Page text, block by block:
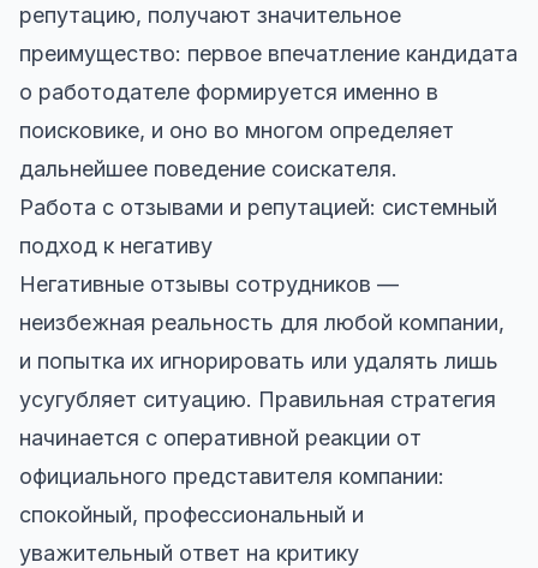
репутацию, получают значительное
преимущество: первое впечатление кандидата
о работодателе формируется именно в
поисковике, и оно во многом определяет
дальнейшее поведение соискателя.
Работа с отзывами и репутацией: системный
подход к негативу
Негативные отзывы сотрудников —
неизбежная реальность для любой компании,
и попытка их игнорировать или удалять лишь
усугубляет ситуацию. Правильная стратегия
начинается с оперативной реакции от
официального представителя компании:
спокойный, профессиональный и
уважительный ответ на критику